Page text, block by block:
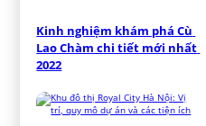
Kinh nghiệm khám phá Cù
Lao Chàm chi tiết mới nhất
2022